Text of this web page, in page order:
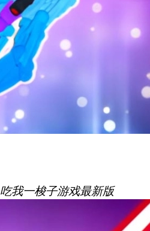
吃我一梭子游戏最新版